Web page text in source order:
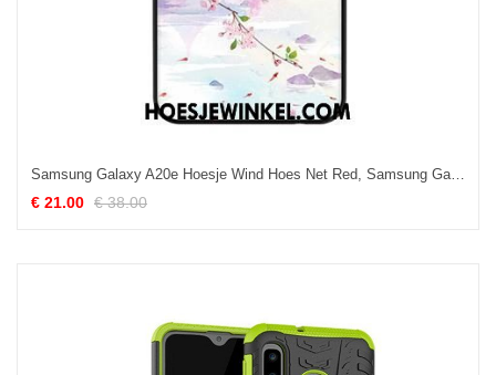
Samsung Galaxy A20e Hoesje Wind Hoes Net Red, Samsung Galaxy A20e Hoesje Ster Mobiele Telefoon
€ 21.00 € 38.00